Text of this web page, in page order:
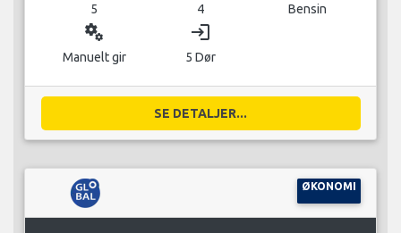
5 4 Bensin
miscellaneous_services
Manuelt gir
login
5 Dør
SE DETALJER...
ØKONOMI